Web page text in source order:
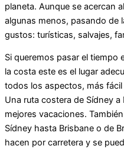
planeta. Aunque se acercan
algunas menos, pasando de
gustos: turísticas, salvajes,
Si queremos pasar el tiempo
la costa este es el lugar
todos los aspectos, más
Una ruta costera de Sídney
mejores vacaciones.
Sídney hasta Brisbane o de
hacen por carretera y se